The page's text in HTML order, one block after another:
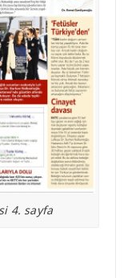
4. sayfa